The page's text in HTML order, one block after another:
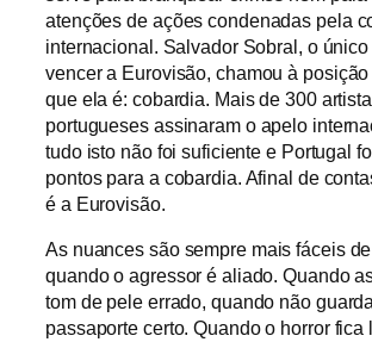
atenções de ações condenadas pela
internacional. Salvador Sobral, o
vencer a Eurovisão, chamou à
que ela é: cobardia. Mais de 300
portugueses assinaram o apelo
tudo isto não foi suficiente e Portugal
pontos para a cobardia. Afinal de
é a Eurovisão.
As nuances são sempre mais fáceis
quando o agressor é aliado. Quando
tom de pele errado, quando não
passaporte certo. Quando o horror fica